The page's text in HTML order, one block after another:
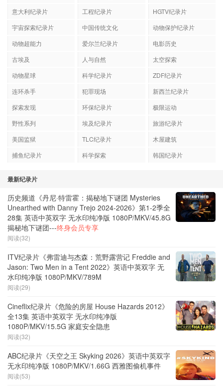
意大利纪录片
工程纪录片
HGTV纪录片
宇宙探索纪录片
中国传统文化
动物保护纪录片
动物超能力
爱尔兰纪录片
电影历史
古埃及
人与自然
太空探索
动物星球
科学纪录片
ZDF纪录片
连环杀手
犯罪现场
新西兰纪录片
探索发现
环保纪录片
极限运动
野性系列
埃及纪录片
旅游纪录片
美国监狱
TLC纪录片
木屋建筑
捕鱼纪录片
科学探索 韩国纪录片
最新纪录片
历史频道《丹尼·特雷霍：揭秘地下谜团 Mysteries
Unearthed with Danny Trejo 2024-2026》第1-2季全
28集 英语中英双字 无水印纯净版 1080P/MKV/45.8G
揭秘地下谜团---终身会员专享
阅读(32)
ITV纪录片《弗雷迪与杰森：荒野露营记 Freddie and
Jason: Two Men in a Tent 2022》英语中英双字 无
水印纯净版 1080P/MKV/789M
阅读(29)
Cineflix纪录片《危险的房屋 House Hazards 2012》
全13集 英语中英双字 无水印纯净版
1080P/MKV/15.5G 家庭安全隐患
阅读(32)
ABC纪录片《天空之王 Skyking 2026》英语中英双字
无水印纯净版 1080P/MKV/1.66G 西雅图偷机事件
阅读(53)